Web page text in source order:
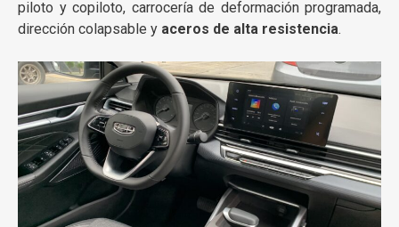
piloto y copiloto, carrocería de deformación programada,
dirección colapsable y aceros de alta resistencia.